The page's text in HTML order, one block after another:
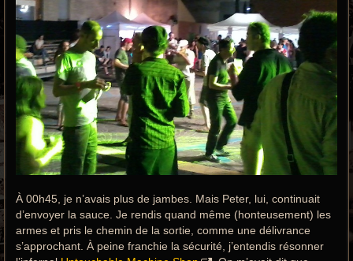
À 00h45, je n’avais plus de jambes. Mais Peter, lui, continuait
d’envoyer la sauce. Je rendis quand même (honteusement) les
armes et pris le chemin de la sortie, comme une délivrance
s’approchant. À peine franchie la sécurité, j’entendis résonner